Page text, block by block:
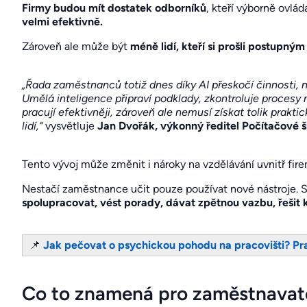
Firmy budou mít dostatek odborníků, kteří výborně
velmi efektivně.
Zároveň ale může být méně lidí, kteří si prošli
„Řada zaměstnanců totiž dnes díky AI přeskočí
Umělá inteligence připraví podklady, zkontroluje
pracují efektivněji, zároveň ale nemusí získat tolik
lidí,“vysvětluje Jan Dvořák, výkonný ředitel Počítačové
Tento vývoj může změnit i nároky na vzdělávání uvnitř
Nestačí zaměstnance učit pouze používat nové nástroje.
spolupracovat, vést porady, dávat zpětnou vazbu, řešit
📌 Jak pečovat o psychickou pohodu na pracovišti?
Co to znamená pro